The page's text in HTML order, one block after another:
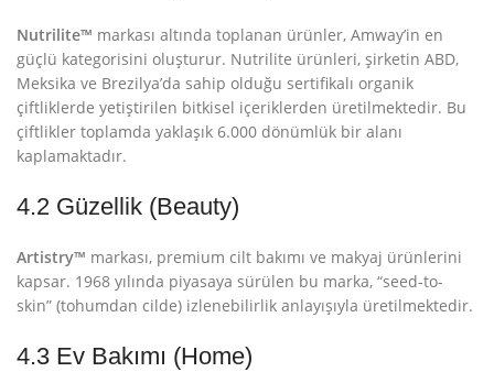
Nutrilite™ markası altında toplanan ürünler, Amway’in en
güçlü kategorisini oluşturur. Nutrilite ürünleri, şirketin ABD,
Meksika ve Brezilya’da sahip olduğu sertifikalı organik
çiftliklerde yetiştirilen bitkisel içeriklerden üretilmektedir. Bu
çiftlikler toplamda yaklaşık 6.000 dönümlük bir alanı
kaplamaktadır.
4.2 Güzellik (Beauty)
Artistry™ markası, premium cilt bakımı ve makyaj ürünlerini
kapsar. 1968 yılında piyasaya sürülen bu marka, “seed-to-
skin” (tohumdan cilde) izlenebilirlik anlayışıyla üretilmektedir.
4.3 Ev Bakımı (Home)